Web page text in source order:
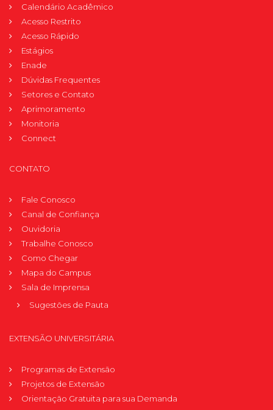
Calendário Acadêmico
Acesso Restrito
Acesso Rápido
Estágios
Enade
Dúvidas Frequentes
Setores e Contato
Aprimoramento
Monitoria
Connect
CONTATO
Fale Conosco
Canal de Confiança
Ouvidoria
Trabalhe Conosco
Como Chegar
Mapa do Campus
Sala de Imprensa
Sugestões de Pauta
EXTENSÃO UNIVERSITÁRIA
Programas de Extensão
Projetos de Extensão
Orientação Gratuita para sua Demanda